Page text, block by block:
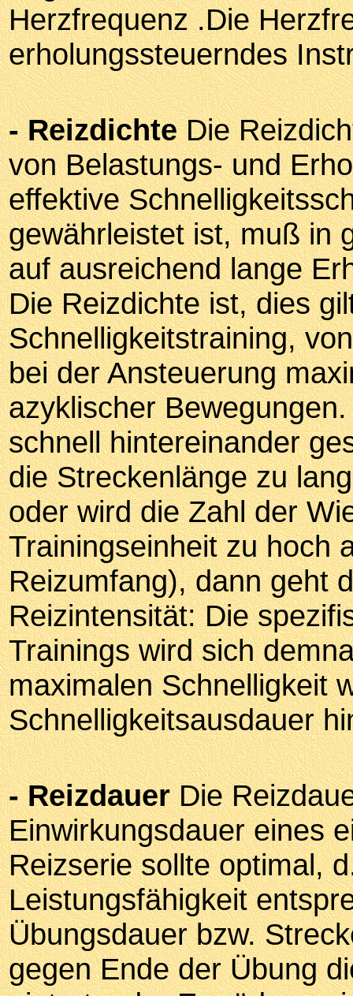
Herzfrequenz .Die
erholungssteuerndes
- ReizdichteDie
von Belastungs- und
effektive
gewährleistet ist, muß in
auf ausreichend lange
Die Reizdichte ist, dies
Schnelligkeitstraining,
bei der Ansteuerung
azyklischer
schnell hintereinander
die Streckenlänge zu
oder wird die Zahl der
Trainingseinheit zu hoch
Reizumfang), dann geht
Reizintensität: Die
Trainings wird sich
maximalen Schnelligkeit
Schnelligkeitsausdauer
- ReizdauerDie
Einwirkungsdauer eines
Reizserie sollte optimal,
Leistungsfähigkeit
Übungsdauer bzw.
gegen Ende der Übung